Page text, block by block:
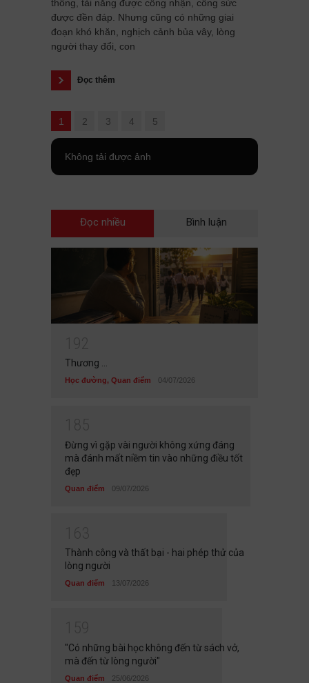
thông, tài năng được công nhận, công sức
được đền đáp. Nhưng cũng có những giai
đoạn khó khăn, nghịch cảnh bủa vây, lòng
người thay đổi, con
Đọc thêm
1 2 3 4 5
Không tải được ảnh
Đọc nhiều Bình luận
Thương ...
Học đường, Quan điểm 04/07/2026
Đừng vì gặp vài người không xứng đáng
mà đánh mất niềm tin vào những điều tốt
đẹp
Quan điểm 09/07/2026
Thành công và thất bại - hai phép thử của
lòng người
Quan điểm 13/07/2026
"Có những bài học không đến từ sách vở,
mà đến từ lòng người"
Quan điểm 25/06/2026